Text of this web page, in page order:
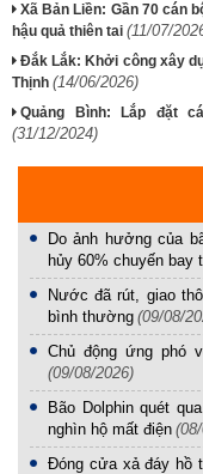
Xã Bản Liền: Gần 70 cán
hậu quả thiên tai (11/07/
Đắk Lắk: Khởi công xây
Thịnh (14/06/2026)
Quảng Bình: Lắp đặt
(31/12/2024)
Do ảnh hưởng của
hủy 60% chuyến bay
Nước đã rút, giao
bình thường (09/08/
Chủ động ứng phó
(09/08/2026)
Bão Dolphin quét
nghìn hộ mất điện
Đóng cửa xả đáy hồ